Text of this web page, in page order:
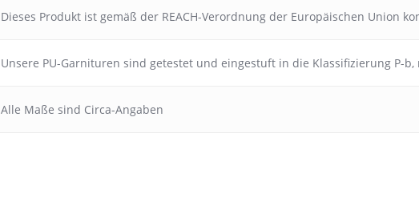
Dieses Produkt ist gemäß der REACH-Verordnung der Europäischen Union
Unsere PU-Garnituren sind getestet und eingestuft in die Klassifizierung P-b,
Alle Maße sind Circa-Angaben